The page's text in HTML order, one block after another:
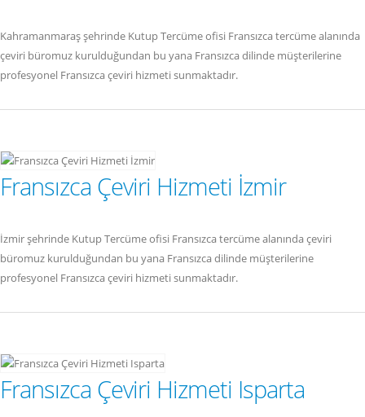
Kahramanmaraş şehrinde Kutup Tercüme ofisi Fransızca tercüme alanında
çeviri büromuz kurulduğundan bu yana Fransızca dilinde müşterilerine
profesyonel Fransızca çeviri hizmeti sunmaktadır.
Fransızca Çeviri Hizmeti İzmir
İzmir şehrinde Kutup Tercüme ofisi Fransızca tercüme alanında çeviri
büromuz kurulduğundan bu yana Fransızca dilinde müşterilerine
profesyonel Fransızca çeviri hizmeti sunmaktadır.
Fransızca Çeviri Hizmeti Isparta